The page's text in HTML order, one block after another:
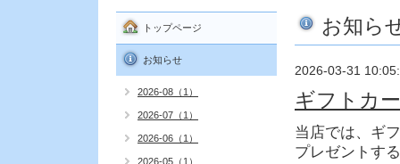
お知ら
2026-03-31
ギフトカ
当店では、ギ
プレゼントす
トップページ
お知らせ
2026-08（1）
2026-07（1）
2026-06（1）
2026-05（1）